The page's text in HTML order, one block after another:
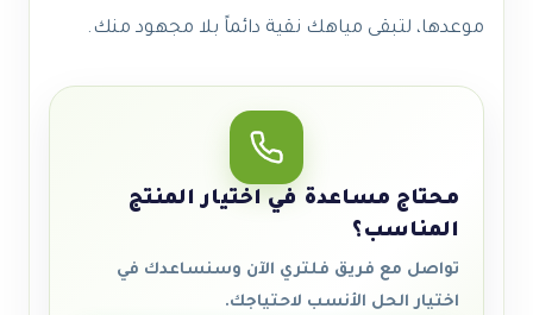
موعدها، لتبقى مياهك نقية دائماً بلا مجهود منك.
محتاج مساعدة في اختيار المنتج
المناسب؟
تواصل مع فريق فلتري الآن وسنساعدك في
اختيار الحل الأنسب لاحتياجك.